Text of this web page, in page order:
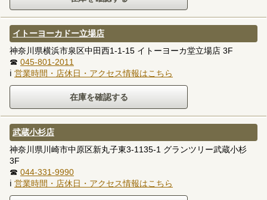
イトーヨーカドー立場店
神奈川県横浜市泉区中田西1-1-15 イトーヨーカ堂立場店 3F
☎ 045-801-2011
ℹ 営業時間・店休日・アクセス情報はこちら
武蔵小杉店
神奈川県川崎市中原区新丸子東3-1135-1 グランツリー武蔵小杉
3F
☎ 044-331-9990
ℹ 営業時間・店休日・アクセス情報はこちら